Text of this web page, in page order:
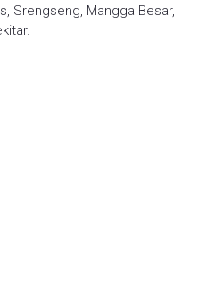
Srengseng, Mangga Besar,